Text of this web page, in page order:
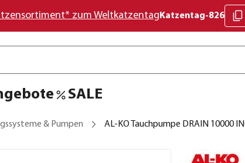
zum Weltkatzentag Katzentag-826
SALE
& Pumpen AL-KO Tauchpumpe DRAIN 10000